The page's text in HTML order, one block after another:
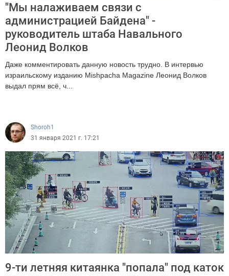
"Мы налаживаем связи с
администрацией Байдена" -
руководитель штаба Навального
Леонид Волков
Даже комментировать данную новость трудно. В интервью
израильскому изданию Mishpacha Magazine Леонид Волков
выдал прям всё, ч...
Shoroh1
31 января 2021 г. 17:21
9-ти летняя китаянка "попала" под каток